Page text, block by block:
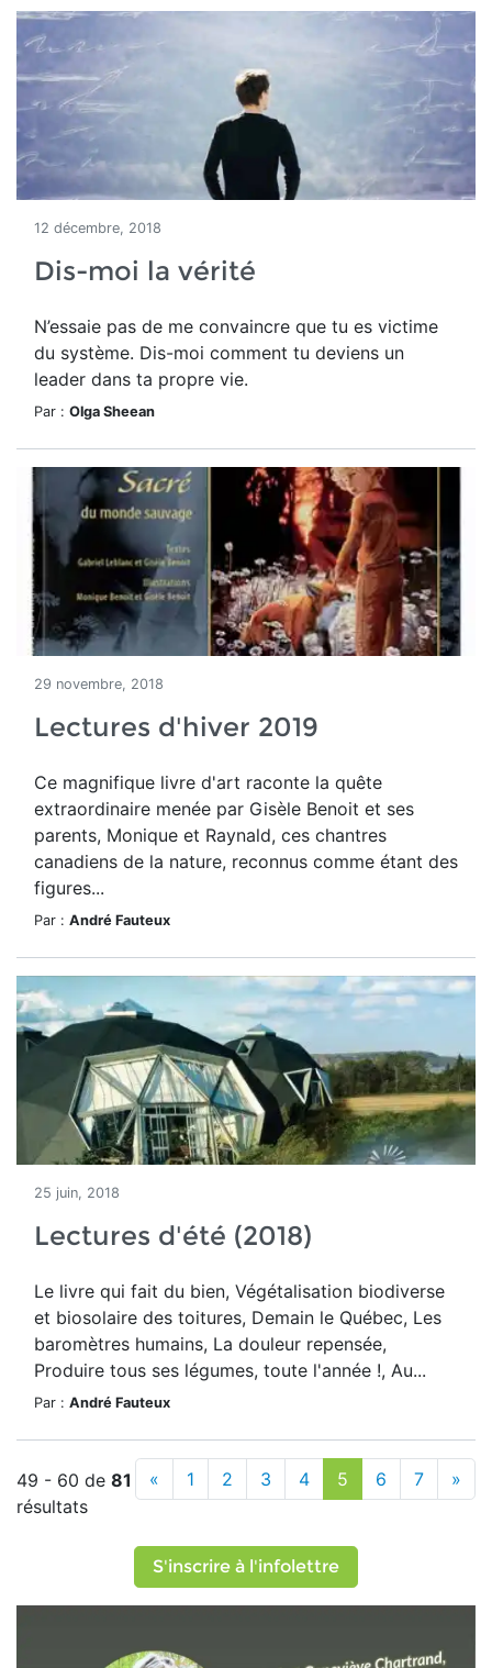
12 décembre, 2018
Dis-moi la vérité
N’essaie pas de me convaincre que tu es victime
du système. Dis-moi comment tu deviens un
leader dans ta propre vie.
Par : Olga Sheean
29 novembre, 2018
Lectures d'hiver 2019
Ce magnifique livre d'art raconte la quête
extraordinaire menée par Gisèle Benoit et ses
parents, Monique et Raynald, ces chantres
canadiens de la nature, reconnus comme étant des
figures...
Par : André Fauteux
25 juin, 2018
Lectures d'été (2018)
Le livre qui fait du bien, Végétalisation biodiverse
et biosolaire des toitures, Demain le Québec, Les
baromètres humains, La douleur repensée,
Produire tous ses légumes, toute l'année !, Au...
Par : André Fauteux
49 - 60 de 81
résultats
« 1 2 3 4 5 6 7 »
S'inscrire à l'infolettre